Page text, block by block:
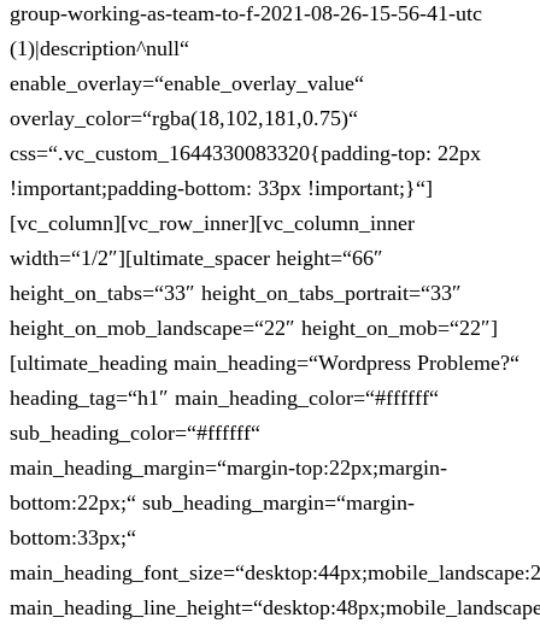
group-working-as-team-to-f-2021-08-26-15-56-41-utc
(1)|description^null“
enable_overlay=“enable_overlay_value“
overlay_color=“rgba(18,102,181,0.75)“
css=“.vc_custom_1644330083320{padding-top: 22px
!important;padding-bottom: 33px !important;}“]
[vc_column][vc_row_inner][vc_column_inner
width=“1/2″][ultimate_spacer height=“66″
height_on_tabs=“33″ height_on_tabs_portrait=“33″
height_on_mob_landscape=“22″ height_on_mob=“22″]
[ultimate_heading main_heading=“Wordpress Probleme?“
heading_tag=“h1″ main_heading_color=“#ffffff“
sub_heading_color=“#ffffff“
main_heading_margin=“margin-top:22px;margin-
bottom:22px;“ sub_heading_margin=“margin-
bottom:33px;“